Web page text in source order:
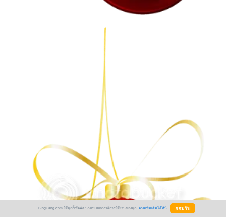
BlogGang.com ใช้คุกกี้เพื่อพัฒนาประสบการณ์การใช้งานของคุณ อ่านเพิ่มเติมได้ที่นี่